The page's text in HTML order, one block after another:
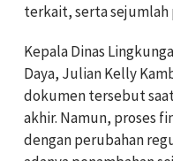
terkait, serta
Kepala Dinas
Daya, Julian Kelly
dokumen tersebut
akhir. Namun, proses
dengan perubahan